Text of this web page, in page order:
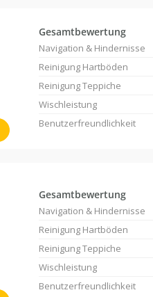
Gesamtbewertung
Navigation & Hindernisse
Reinigung Hartböden
Reinigung Teppiche
Wischleistung
Benutzerfreundlichkeit
Gesamtbewertung
Navigation & Hindernisse
Reinigung Hartböden
Reinigung Teppiche
Wischleistung
Benutzerfreundlichkeit